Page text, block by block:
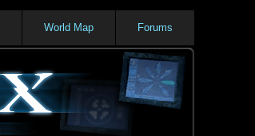
Forums
World Map